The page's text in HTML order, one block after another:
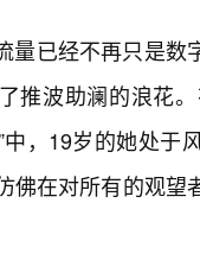
量已经不再只是数
推波助澜的浪花
中，19岁的她处
佛在对所有的观